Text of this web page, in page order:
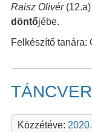
Raisz Olivér(12.a)
döntőjébe.
Felkészítő tanára:
Közzétéve: